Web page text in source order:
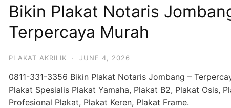
Bikin Plakat Notaris
Terpercaya Murah
PLAKAT AKRILIK · JUNE 4, 2026
0811-331-3356 Bikin Plakat Notaris Jombang –
Plakat Spesialis Plakat Yamaha, Plakat B2, Plakat Osis,
Profesional Plakat, Plakat Keren, Plakat Frame.